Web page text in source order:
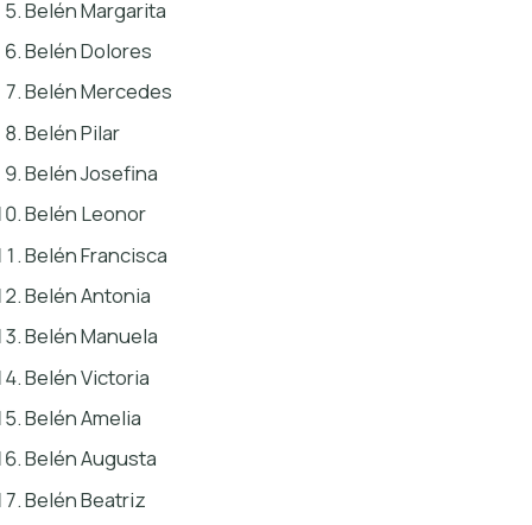
Belén Margarita
Belén Dolores
Belén Mercedes
Belén Pilar
Belén Josefina
Belén Leonor
Belén Francisca
Belén Antonia
Belén Manuela
Belén Victoria
Belén Amelia
Belén Augusta
Belén Beatriz